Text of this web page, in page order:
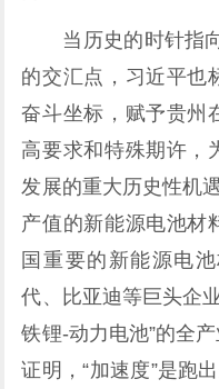
当历史的时针指向
的交汇点，习近平也
奋斗坐标，赋予贵州
高要求和特殊期许，
发展的重大历史性机
产值的新能源电池材
国重要的新能源电
代、比亚迪等巨头企
铁锂-动力电池”的全
证明，“加速度”是跑